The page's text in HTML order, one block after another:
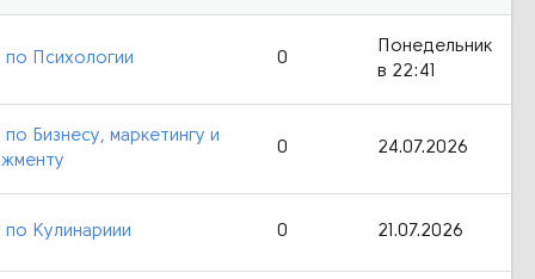
по Психологии 0
Понедельник
в 22:41
Бизнесу, маркетингу и
0 24.07.2026
Кулинариии 0 21.07.2026